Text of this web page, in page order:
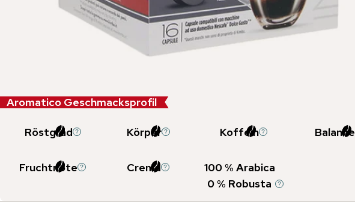
Aromatico Geschmacksprofil
Röstgrad Körper Koffein Balance
Fruchtnote Crema 100% Arabica
0% Robusta